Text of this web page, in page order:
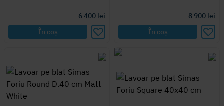
6 400 lei
În coș
8 900 lei
În coș